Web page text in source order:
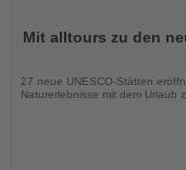
dieMit alltours zu den
27 neue UNESCO-Stätten
Naturerlebnisse mit dem Urlaub